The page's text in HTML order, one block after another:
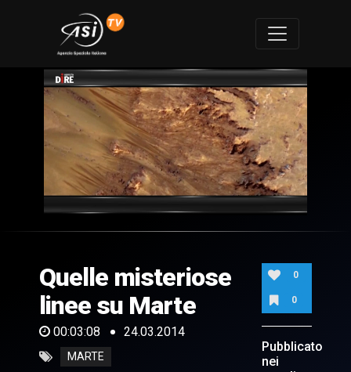
of
8
seconds
Quelle misteriose
linee su Marte
00:03:08 24.03.2014
MARTE
0
0
Pubblicato
nei